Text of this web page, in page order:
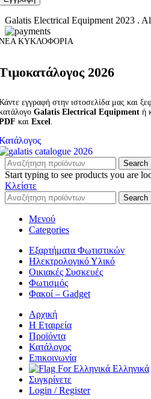
Galatis Electrical Equipment2023 .
ΚΥΚΛΟΦΟΡΙΑ
2026
εγγραφή στην ιστοσελίδα μας και
Galatis Electrical Equipment ή
και Excel
Search
Start typing to see products you are
Κλείστε
Search
Μενού
Categories
Εξαρτήματα Φωτιστικών
Ηλεκτρολογικό Υλικό
Οικιακές Συσκευές
Φωτισμός
Φακοί – Gadget
Αρχική
Η Εταιρεία
Προϊόντα
Κατάλογος
Επικοινωνία
Ελληνικά
Συγκρίνετε
Login / Register